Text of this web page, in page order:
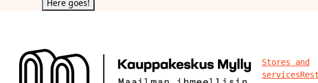
Stores and
services